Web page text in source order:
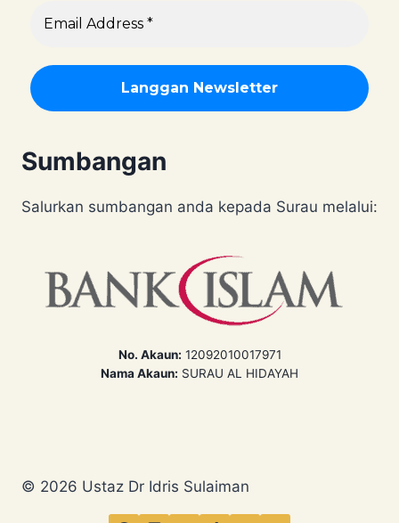
Sumbangan
Salurkan sumbangan anda kepada Surau melalui:
No. Akaun: 12092010017971
Nama Akaun: SURAU AL HIDAYAH
© 2026 Ustaz Dr Idris Sulaiman